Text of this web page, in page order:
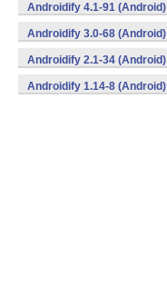
Androidify 4.1-91 (Android)
Androidify 3.0-68 (Android)
Androidify 2.1-34 (Android)
Androidify 1.14-8 (Android)